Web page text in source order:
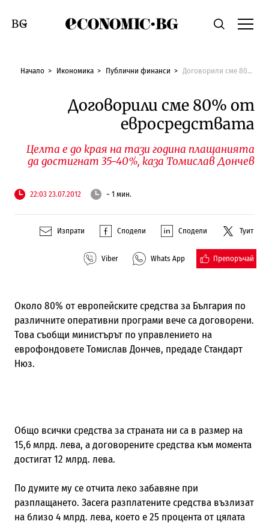
Economic.bgТърсене
Смяна на език
Начало Икономика Публични финанси Договорили сме 80% от евросредствата
Договорили сме 80% от
евросредствата
Целта е до края на тази година плащанията
да достигнат 35-40%, каза Томислав Дончев
22:03 23.07.2012 ~ 1 мин.
Изпрати Сподели Сподели Туит
Viber Whats App Препоръчай
Около 80% от европейските средства за България по
различните оперативни програми вече са договорени.
Това съобщи министърът по управлението на
еврофондовете Томислав Дончев, предаде Стандарт
Нюз.
Общо всички средства за страната ни са в размер на
15,6 млрд. лева, а договорените средства към момента
достигат 12 млрд. лева.
По думите му се отчита леко забавяне при
разплащането. Засега разплатените средства възлизат
на близо 4 млрд. лева, което е 25 процента от цялата